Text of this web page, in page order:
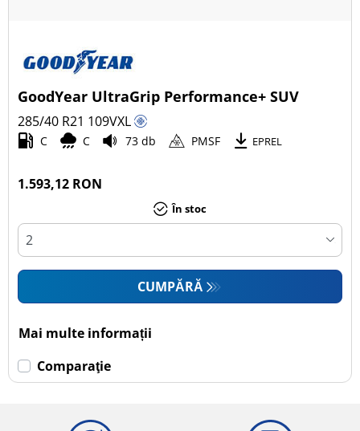
GoodYear UltraGrip Performance+ SUV
285/40 R21 109VXL
C C 73 db PMSF EPREL
1.593,12 RON
În stoc
CUMPĂRĂ
Mai multe informații
Comparaţie